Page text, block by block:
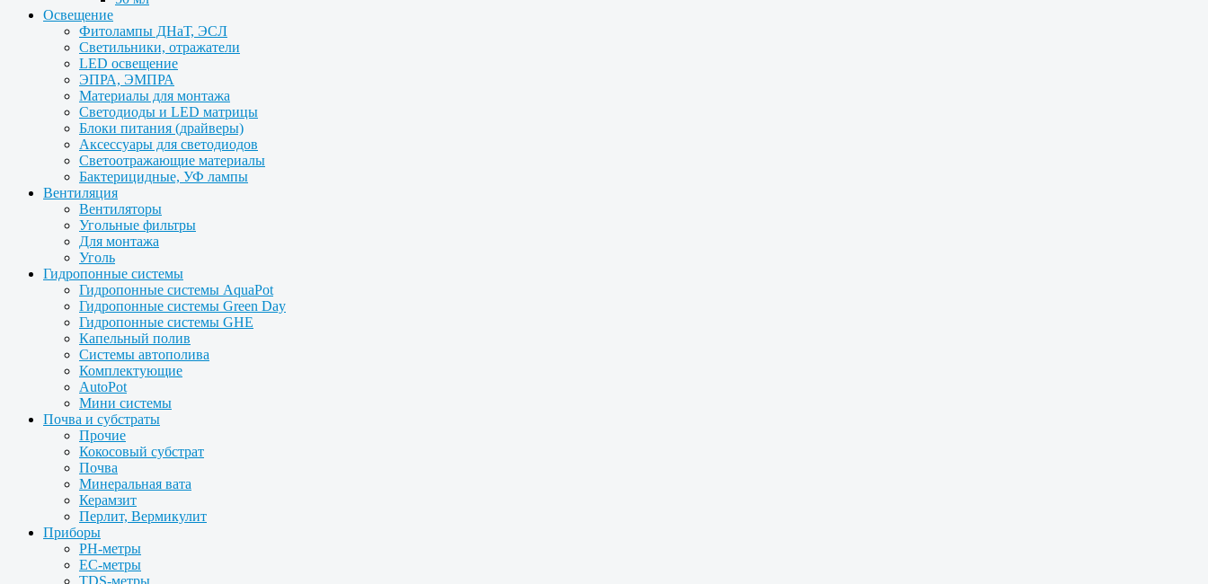
Освещение
Фитолампы ДНаТ, ЭСЛ
Светильники, отражатели
LED освещение
ЭПРА, ЭМПРА
Материалы для монтажа
Светодиоды и LED матрицы
Блоки питания (драйверы)
Аксессуары для светодиодов
Светоотражающие материалы
Бактерицидные, УФ лампы
Вентиляция
Вентиляторы
Угольные фильтры
Для монтажа
Уголь
Гидропонные системы
Гидропонные системы AquaPot
Гидропонные системы Green Day
Гидропонные системы GHE
Капельный полив
Системы автополива
Комплектующие
AutoPot
Мини системы
Почва и субстраты
Прочие
Кокосовый субстрат
Почва
Минеральная вата
Керамзит
Перлит, Вермикулит
Приборы
PH-метры
EC-метры
TDS-метры